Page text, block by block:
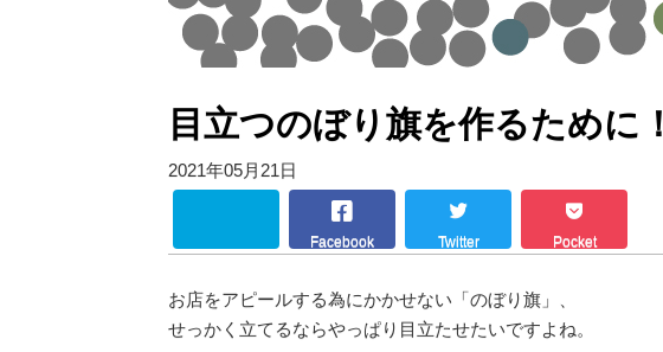
目立つのぼり旗を作るために！
2021年05月21日
Facebook Twitter Pocket
お店をアピールする為にかかせない「のぼり旗」、
せっかく立てるならやっぱり目立たせたいですよね。